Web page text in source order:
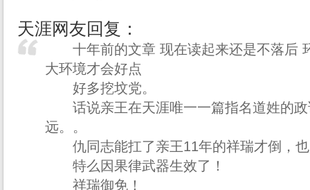
天涯网友回复：
十年前的文章 现在读起来还是不落后
大环境才会好点
好多挖坟党。
话说亲王在天涯唯一一篇指名道姓的政
远。。
仇同志能扛了亲王11年的祥瑞才倒，也
特么因果律武器生效了！
祥瑞御免！